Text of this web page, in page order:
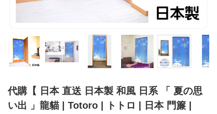
代購【 日本 直送 日本製 和風 日系 「 夏の思
い出 」龍貓 | Totoro | トトロ | 日本 門簾 |